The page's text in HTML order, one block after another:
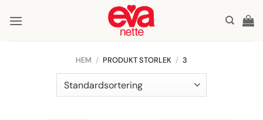
HEM / PRODUKT STORLEK / 3